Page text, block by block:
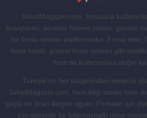
SirketMagazin.com, firmalarla
buluşturan, ücretsiz hizmet sunan, güncel,
bir firma rehberi platformudur. Firma ekle,
firma kaydı, güncel firma rehberi gibi
hem de kullanıcılara değer
Türkiye’nin her bölgesinden binlerce
SirketMagazin.com, hem bilgi sunan hem
güçlü bir ticari iletişim ağıdır. Firmalar için
için güvenilir bir bilgi kaynağı olma